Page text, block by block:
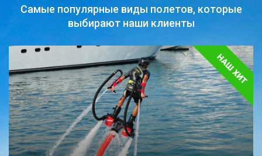
Самые популярные виды полетов, которые
выбирают наши клиенты